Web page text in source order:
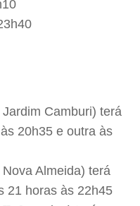
Camburi) terá
20h35 e outra às
Almeida) terá
21 horas às 22h45